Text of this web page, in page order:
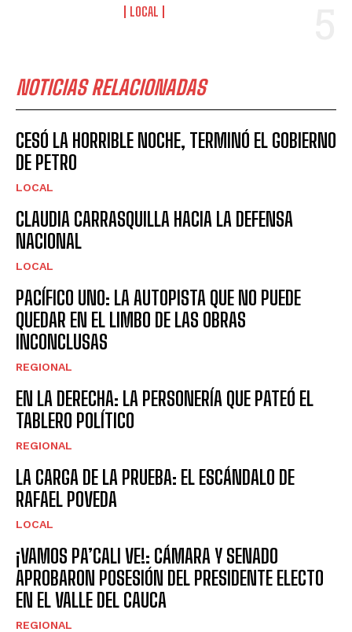
LOCAL
NOTICIAS RELACIONADAS
CESÓ LA HORRIBLE NOCHE, TERMINÓ EL GOBIERNO
DE PETRO
LOCAL
CLAUDIA CARRASQUILLA HACIA LA DEFENSA
NACIONAL
LOCAL
PACÍFICO UNO: LA AUTOPISTA QUE NO PUEDE
QUEDAR EN EL LIMBO DE LAS OBRAS
INCONCLUSAS
REGIONAL
EN LA DERECHA: LA PERSONERÍA QUE PATEÓ EL
TABLERO POLÍTICO
REGIONAL
LA CARGA DE LA PRUEBA: EL ESCÁNDALO DE
RAFAEL POVEDA
LOCAL
¡VAMOS PA’CALI VE!: CÁMARA Y SENADO
APROBARON POSESIÓN DEL PRESIDENTE ELECTO
EN EL VALLE DEL CAUCA
REGIONAL